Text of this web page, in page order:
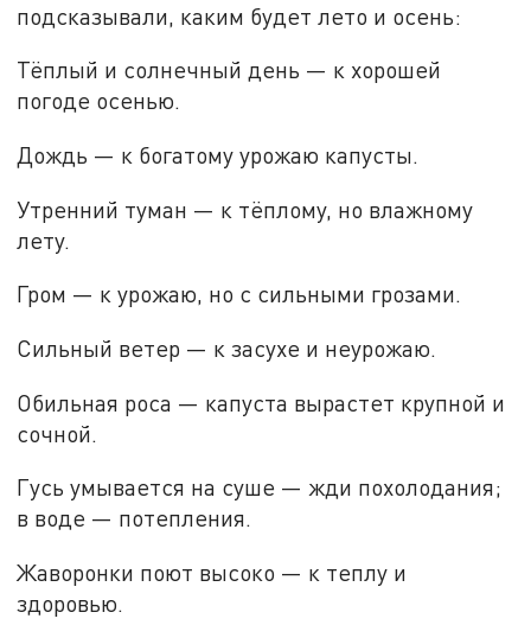
подсказывали, каким будет лето и осень:
Тёплый и солнечный день — к хорошей
погоде осенью.
Дождь — к богатому урожаю капусты.
Утренний туман — к тёплому, но влажному
лету.
Гром — к урожаю, но с сильными грозами.
Сильный ветер — к засухе и неурожаю.
Обильная роса — капуста вырастет крупной и
сочной.
Гусь умывается на суше — жди похолодания;
в воде — потепления.
Жаворонки поют высоко — к теплу и
здоровью.